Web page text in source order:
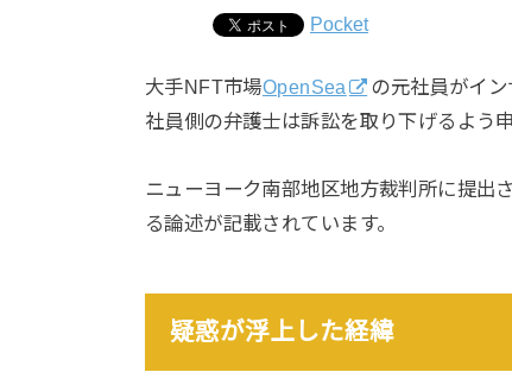
Pocket
大手NFT市場OpenSea
の元社員がイ
社員側の弁護士は訴訟を取り下げるよう
ニューヨーク南部地区地方裁判所に提出
る論述が記載されています。
疑惑が浮上した経緯